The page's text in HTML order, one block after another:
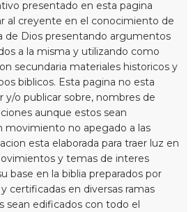
presentado en esta pagina
al creyente en el conocimiento de
de Dios presentando argumentos
a la misma y utilizando como
secundaria materiales historicos y
biblicos. Esta pagina no esta
y/o publicar sobre, nombres de
aunque estos sean
movimiento no apegado a las
esta elaborada para traer luz en
y temas de interes
base en la biblia preparados por
certificadas en diversas ramas
sean edificados con todo el